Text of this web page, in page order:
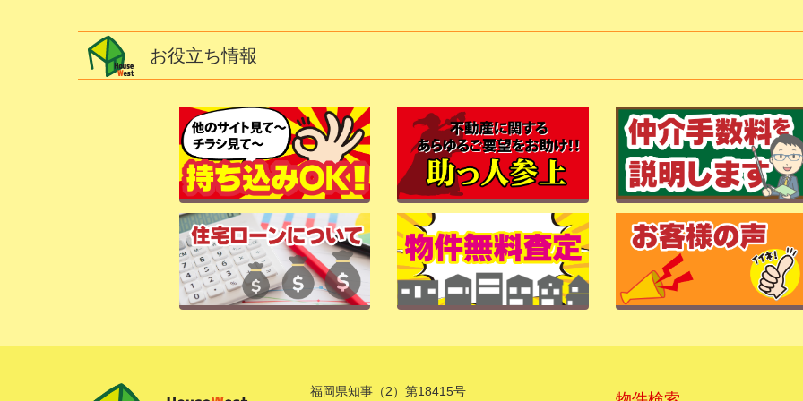
お役立ち情報
福岡県知事（2）第18415号